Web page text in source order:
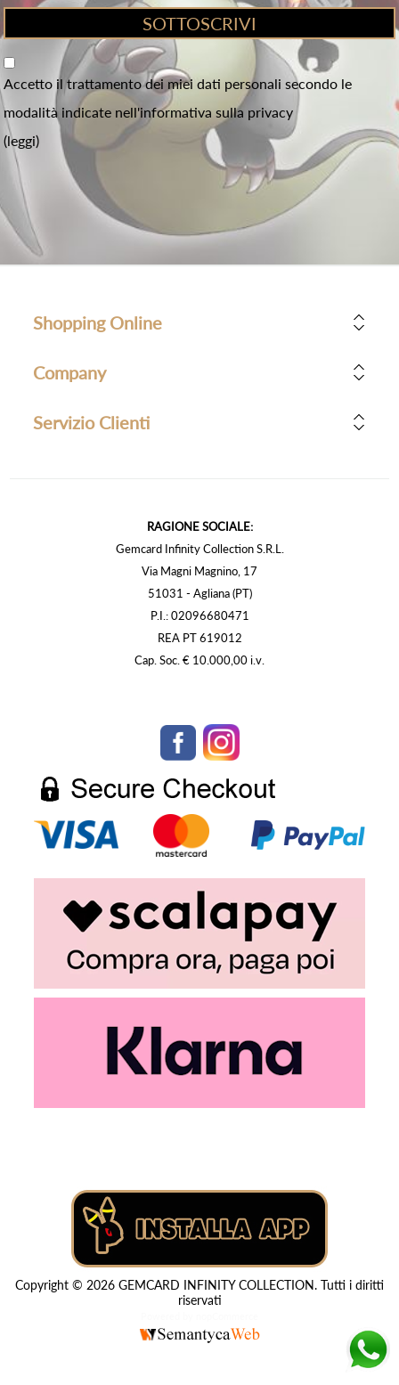
Accetto il trattamento dei miei dati personali secondo le
modalità indicate nell'informativa sulla privacy
(leggi)
Shopping Online
Company
Servizio Clienti
RAGIONE SOCIALE:
Gemcard Infinity Collection S.R.L.
Via Magni Magnino, 17
51031 - Agliana (PT)
P.I.: 02096680471
REA PT 619012
Cap. Soc. € 10.000,00 i.v.
Copyright © 2026 GEMCARD INFINITY COLLECTION. Tutti i diritti
riservati